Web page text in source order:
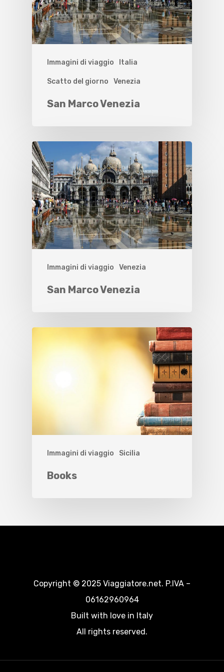
Immagini di viaggio Italia
Scatto del giorno Venezia
San Marco Venezia
Immagini di viaggio Venezia
San Marco Venezia
Immagini di viaggio Sicilia
Books
Copyright © 2025 Viaggiatore.net. P.IVA –
06162960964
Built with love in Italy
All rights reserved.